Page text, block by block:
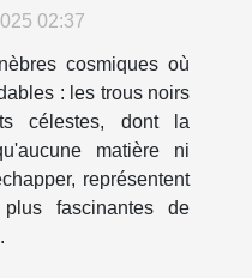
02:37
cosmiques où
: les trous noirs
célestes, dont la
matière ni
représentent
fascinantes de